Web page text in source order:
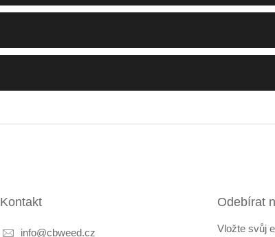
Kontakt
info@cbweed.cz
Odebírat
Vložte svůj